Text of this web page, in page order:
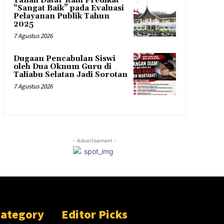
“Sangat Baik” pada Evaluasi
Pelayanan Publik Tahun
2025
7 Agustus 2026
Dugaan Pencabulan Siswi
oleh Dua Oknum Guru di
Taliabu Selatan Jadi Sorotan
7 Agustus 2026
- Advertisement -
Editor Picks